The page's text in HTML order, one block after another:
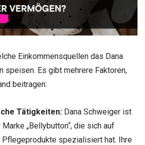
Einkommensquellen das Dana
speisen. Es gibt mehrere Faktoren,
beitragen:
Tätigkeiten:Dana Schweiger ist
„Bellybutton“, die sich auf
Pflegeprodukte spezialisiert hat. Ihre